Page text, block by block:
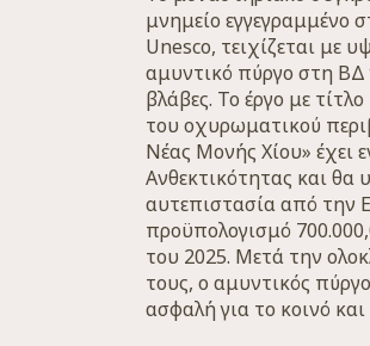
μνημείο εγγεγραμμένο
Unesco, τειχίζεται με
αμυντικό πύργο στη ΒΔ
βλάβες. Το έργο με
του οχυρωματικού
Νέας Μονής Χίου» έχει
Ανθεκτικότητας και θα
αυτεπιστασία από την
προϋπολογισμό
του 2025. Μετά την
τους, ο αμυντικός
ασφαλή για το κοινό